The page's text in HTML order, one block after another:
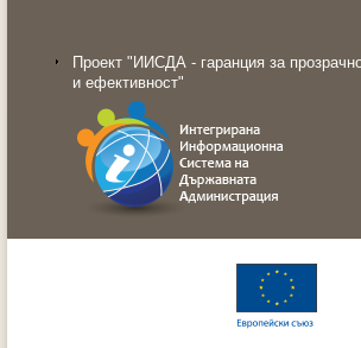
Проект "ИИСДА - гаранция за
и ефективност"